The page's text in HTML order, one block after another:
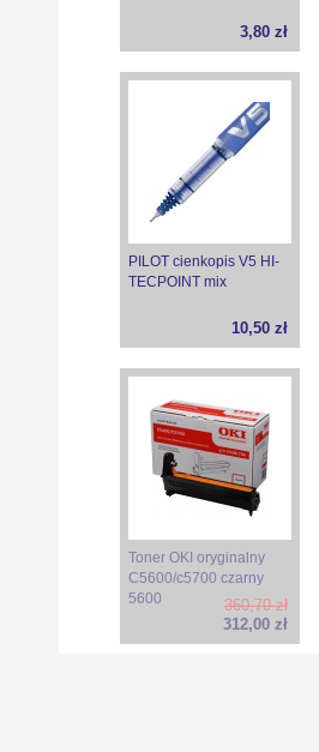
3,80 zł
PILOT cienkopis V5 HI-
TECPOINT mix
10,50 zł
Toner OKI oryginalny
C5600/c5700 czarny
5600
360,70 zł
312,00 zł